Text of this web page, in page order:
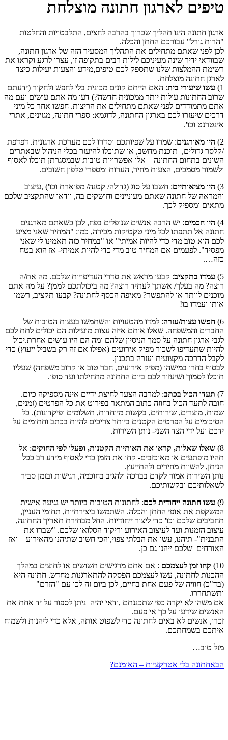
טיפים לארגון חתונה מוצלחת
ארגון חתונה הינו תהליך שכרוך בהרבה לחצים, התלבטויות והחלטות
"הרות גורל" עבורכם החתן והכלה.
לכן לפני שאתם מתחילים את התהליך המסעיר הזה של ארגון חתונה,
שבוודאי ידיר שינה מעיניכם לילות רבים בתקופה זו, עצרו לרגע וקראו את
רשימת ההמלצות שלנו שתספק לכם טיפים,מידע והצעות יעילות כיצד
לארגן חתונה מוצלחת.
1)
עשו שיעורי בית: האם הייתם קונים מכונית בלי לחפש ולחקור (ידעתם
שרוב החתונות עולות יותר ממכונית חדשה?) דעו מה אתם עושים ועם מה
אתם מתמודדים לפני שאתם מתחילים את הריצות. חפשו אחר כל מיני
דרכים שיעזרו לכם בארגון החתונה, לדוגמא: ספרי חתונה, מגזינים, אתרי
אינטרנט וכו'.
2)
היו מאורגנים: שמרו על שפיותכם וסדרו לכם מערכת ארגונית. דפדפת
/קלסר גדולים, תוכנת מחשב, או שתוכלו להיעזר בכלי הניהול שבאתרים
השונים בתחום החתונה – אלו אפשרויות טובות שבמסגרתן תוכלו לאסוף
ולשמור מסמכים, הצעות מחיר, הערות ומספרי טלפון חשובים.
3) היו מציאותיים: חשבו על סוג (גדולה/ קטנה/ מפוארת וכו') ,עיצוב
והמראה של חתונה שאתם מעוניינים וחושקים בה, וודאו שהתקציב שלכם
מתאים ומספיק לכך.
4) היו חכמים: יש הרבה אנשים שנופלים בפח, לכן כשאתם מארגנים
חתונה אל תתפתו לכל מיני טקטיקות מכירה, כמו: "המחיר שאני מציע
לכם הוא טוב מדי כדי להיות אמיתי" או "במחיר כזה תאמינו לי שאני
מפסיד". לפעמים אם המחיר טוב מדי כדי להיות אמיתי- אז הוא בטח
כזה….
5)
עמדו בתקציב: קבעו מראש את סדרי העדיפויות שלכם. מה את/ה
רוצה? מה בעלך/ אשתך לעתיד רוצה? מה ביכולתכם לממן? על מה אתם
מוכנים לוותר או להתפשר? מאיפה הכסף לחתונה? קבעו תקציב, רשמו
אותו ועמדו בו!
6) חפשו עצות/עזרה: למדו מהטעויות והשתמשו בעצות הטובות של
החברים והמשפחה. שאלו אותם איזה עצות מועילות הם יכולים לתת לכם
לגבי ארגון חתונה על סמך הניסיון שלהם ומה הם היו עושים אחרת.יכול
להיות שתעדיפו לשכור מפיק אירועים (אפילו אם זה רק בשביל ייעוץ) כדי
לקבל הדרכה מקצועית ועזרה בתכנון.
לבסוף בחרו במישהו (מפיק אירועים, חבר טוב או קרוב משפחה) שעליו
תוכלו לסמוך ושיעזור לכם ביום החתונה מתחילתו ועד סופו.
7)
תעדו הכול בכתב: למרבה הצער לחיצת ידיים אינה מספיקה כיום.
חובה לתעד הכול בחוזה כתוב המתאר בפירוט את כל הפרטים (זמנים,
שמות, מוצרים, שירותים, בקשות מיוחדות, תשלומים ופיקדונות). כל
הסיכומים על הפרטים הקטנים ביותר צריכים להיות בכתב וחתומים על
ידכם ועל ידי הצד השני- נותן השירות.
8) שאלו שאלות, קראו את האותיות הקטנות, ופעלו לפי החוקים: אל
תהיו מופתעים או מאוכזבים- קחו את הזמן כדי לאסוף מידע רב ככל
הניתן, להשוות מחירים ולהתייעץ.
נותן השירות אמור לקדם בברכה ולהגיב בחוכמה, רגישות ובזמן סביר
לשאלותיכם ובקשותיכם.
9) עשו חתונה ייחודית לכם: לחתונות הטובות ביותר יש נגיעה אישית
המשקפת את אופי החתן והכלה. השתמשו ביצירתיות, תחומי העניין,
תחביבים שלכם וכו' כדי ליצור ייחודיות. החל מבחירת תאריך החתונה,
עיצוב הזמנות ועד לעיצוב האירוע וריקוד הסלואו שלכם. "שברו את
התבנית"- תיהנו, עשו את הבלתי צפוי,והכי חשוב שתיהנו מהאירוע – ואז
האורחים שלכם ייהנו גם כן.
10)
קחו זמן לעצמכם : אם אתם מרגישים תשושים או לחוצים במהלך
ההכנות לחתונה, עשו לעצמכם הפסקה להתארגנות מחדש. חתונה היא
(בד"כ) חוויה של פעם אחת בחיים, לכן ביום זה לכו עם "הזרם"
ותשתחררו.
אם משהו לא יקרה כפי שתכננתם ,ודאי יהיה ניתן לספור על יד אחת את
האנשים שידעו על כך אי פעם.
זכרו, אנשים לא באים לחתונה כדי לשפוט אותה, אלא כדי ליהנות ולשמוח
איתכם בשמחתכם.
מזל טוב…
הבאחתונה בלי אטרקציות – האומנם?